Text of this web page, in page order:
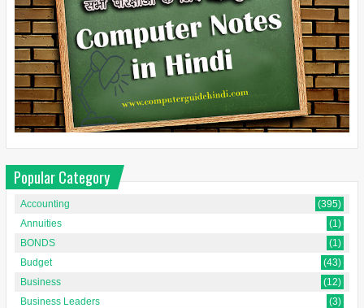
Popular Category
Accounting
(395)
Annuities
(1)
BONDS
(1)
Budget
(43)
Business
(12)
Business Leaders
(3)